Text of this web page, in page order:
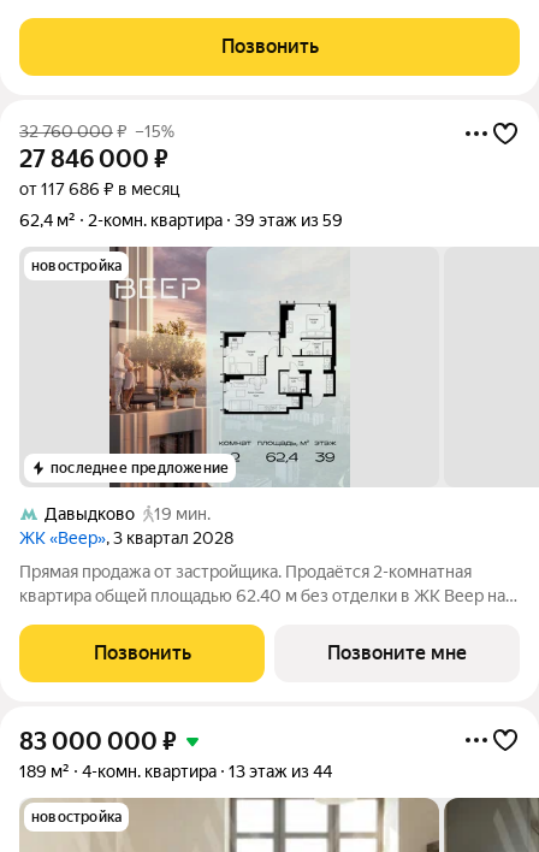
все документы готовы, возможна ипотека. Сделка пройдет
Позвонить
32 760 000₽ –15%
27 846 000 ₽
от 117 686 ₽ в месяц
62,4 м²
2-комн. квартира 39 этаж из 59
новостройка
последнее предложение
Давыдково
19 мин.
ЖК «Веер», 3 квартал 2028
Прямая продажа от застройщика. Продаётся 2-комнатная
квартира общей площадью 62.40 м без отделки в ЖК Веер на
класса в престижном ЗАО Москвы всего 5 минут до
Кутузовского проспекта. 15 минут
Позвонить Позвоните мне
83 000 000 ₽
189 м² 4-комн. квартира 13 этаж из 44
новостройка